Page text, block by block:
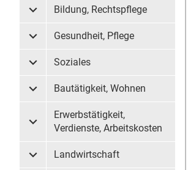
Untermenü Bildung, Rechtspflege
Bildung, Rechtspflege
Untermenü Gesundheit, Pflege
Gesundheit, Pflege
Untermenü Soziales
Soziales
Untermenü Bautätigkeit, Wohnen
Bautätigkeit, Wohnen
Untermenü Erwerbstätigkeit,
Erwerbstätigkeit,
Verdienste, Arbeitskosten
Untermenü Landwirtschaft
Landwirtschaft